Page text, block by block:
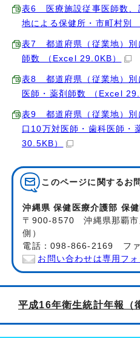
表6 医療施設従事医師数、
地による保健所・市町村別
表7 都道府県（従業地）別
師数 （Excel 29.0KB）
表8 都道府県（従業地）別
医師・薬剤師数 （Excel
表9 都道府県（従業地）別
口10万対医師・歯科医師・
30.5KB）
このページに関する お
沖縄県 保健医療介護部 保
〒900-8570 沖縄県那覇市
側）
電話：098-866-2169 フ
お問い合わせは専用フ
平成16年衛生統計年報（